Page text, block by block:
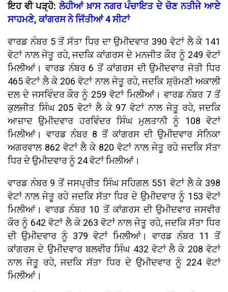
ਇਹ ਵੀ ਪੜ੍ਹੋ:ਲੋਹੀਆਂ ਖ਼ਾਸ ਨਗਰ ਪੰਚਾਇਤ ਦੇ ਚੋਣ ਨਤੀਜੇ ਆਏ
ਸਾਹਮਣੇ, ਕਾਂਗਰਸ ਨੇ ਜਿੱਤੀਆਂ 4 ਸੀਟਾਂ
ਵਾਰਡ ਨੰਬਰ 5 ਤੋਂ ਸੱਤਾ ਧਿਰ ਦਾ ਉਮੀਦਵਾਰ 390 ਵੋਟਾਂ ਲੈ ਕੇ 141
ਵੋਟਾਂ ਨਾਲ ਜੇਤੂ ਰਹੇ, ਜਦਕਿ ਕਾਂਗਰਸ ਦੇ ਮਨਜੀਤ ਕੌਰ ਨੂੰ 249 ਵੋਟਾਂ
ਮਿਲੀਆਂ। ਵਾਰਡ ਨੰਬਰ 6 ਤੋਂ ਕਾਂਗਰਸ ਦੀ ਉਮੀਦਵਾਰ ਜੋਤੀ ਧਿਰ
465 ਵੋਟਾਂ ਲੈ ਕੇ 206 ਵੋਟਾਂ ਨਾਲ ਜੇਤੂ ਰਹੇ, ਜਦਕਿ ਸ਼੍ਰੋਮਣੀ ਅਕਾਲੀ
ਦਲ ਦੇ ਜਸਵਿੰਦਰ ਕੌਰ ਨੂੰ 259 ਵੋਟਾਂ ਮਿਲੀਆਂ। ਵਾਰਡ ਨੰਬਰ 7 ਤੋਂ
ਕੁਲਜੀਤ ਸਿੰਘ 205 ਵੋਟਾਂ ਲੈ ਕੇ 97 ਵੋਟਾਂ ਨਾਲ ਜੇਤੂ ਰਹੇ, ਜਦਕਿ
ਆਜ਼ਾਦ ਉਮੀਦਵਾਰ ਹਰਵਿੰਦਰ ਸਿੰਘ ਮੁਲਤਾਨੀ ਨੂੰ 108 ਵੋਟਾਂ
ਮਿਲੀਆਂ। ਵਾਰਡ ਨੰਬਰ 8 ਤੋਂ ਕਾਂਗਰਸ ਦੀ ਉਮੀਦਵਾਰ ਸੋਨਿਕਾ
ਅਗਰਵਾਲ 862 ਵੋਟਾਂ ਲੈ ਕੇ 820 ਵੋਟਾਂ ਨਾਲ ਜੇਤੂ ਰਹੇ ਜਦਕਿ ਸੱਤਾ
ਧਿਰ ਦੇ ਉਮੀਦਵਾਰ ਨੂੰ 24 ਵੋਟਾਂ ਮਿਲੀਆਂ।
ਵਾਰਡ ਨੰਬਰ 9 ਤੋਂ ਜਸਪ੍ਰੀਤ ਸਿੰਘ ਸਹਿਗਲ 551 ਵੋਟਾਂ ਲੈ ਕੇ 398
ਵੋਟਾਂ ਨਾਲ ਜੇਤੂ ਰਹੇ ਜਦਕਿ ਸੱਤਾ ਧਿਰ ਦੇ ਉਮੀਦਵਾਰ ਨੂੰ 153 ਵੋਟਾਂ
ਮਿਲੀਆਂ। ਵਾਰਡ ਨੰਬਰ 10 ਤੋਂ ਕਾਂਗਰਸ ਦੀ ਉਮੀਦਵਾਰ ਜਸਵੀਰ
ਕੌਰ ਨੂੰ 642 ਵੋਟਾਂ ਲੈ ਕੇ 263 ਵੋਟਾਂ ਨਾਲ ਜੇਤੂ ਰਹੇ, ਜਦਕਿ ਸੱਤਾ ਧਿਰ
ਦੀ ਉਮੀਦਵਾਰ ਨੂੰ 379 ਵੋਟਾਂ ਮਿਲੀਆਂ। ਵਾਰਡ ਨੰਬਰ 11 ਤੋਂ
ਕਾਂਗਰਸ ਦੇ ਉਮੀਦਵਾਰ ਬਲਵੀਰ ਸਿੰਘ 432 ਵੋਟਾਂ ਲੈ ਕੇ 208 ਵੋਟਾਂ
ਨਾਲ ਜੇਤੂ ਰਹੇ, ਜਦਕਿ ਸੱਤਾ ਧਿਰ ਦੇ ਉਮੀਦਵਾਰ ਨੂੰ 224 ਵੋਟਾਂ
ਮਿਲੀਆਂ।